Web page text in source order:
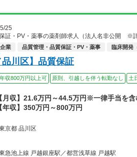
25
証・PV・薬事の薬剤師求人（法人名非公開 ※
業 品質管理・品質保証・PV・薬事 臨床開発
品川区】品質保証
年収800万円以上可 原則、引越しを伴う転勤なし 土
【月収】21.6万円～44.5万円※一律手当を含
【年収】350万円～800万円
京都 品川区
急池上線 戸越銀座駅／都営浅草線 戸越駅